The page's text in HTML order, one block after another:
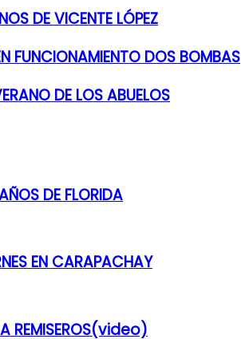
DE VICENTE LÓPEZ
FUNCIONAMIENTO DOS BOMBAS
DE LOS ABUELOS
DE FLORIDA
EN CARAPACHAY
A REMISEROS(video)